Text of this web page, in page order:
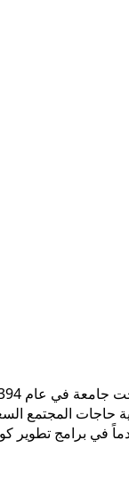
حاجات المجتمع
في برامج تطوير